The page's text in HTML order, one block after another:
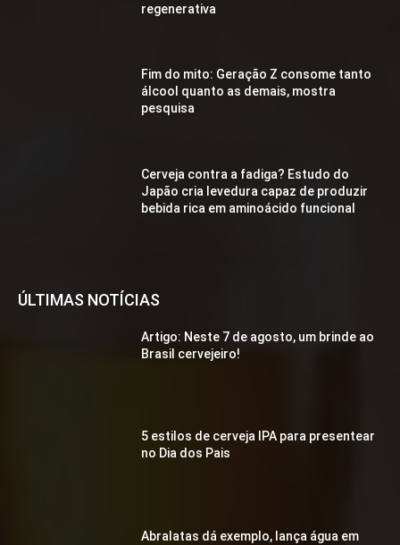
regenerativa
Fim do mito: Geração Z consome tanto
álcool quanto as demais, mostra
pesquisa
Cerveja contra a fadiga? Estudo do
Japão cria levedura capaz de produzir
bebida rica em aminoácido funcional
ÚLTIMAS NOTÍCIAS
Artigo: Neste 7 de agosto, um brinde ao
Brasil cervejeiro!
5 estilos de cerveja IPA para presentear
no Dia dos Pais
Abralatas dá exemplo, lança água em